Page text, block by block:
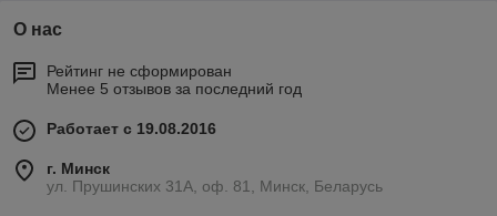
О нас
Рейтинг не сформирован
Менее 5 отзывов за последний год
Работает с 19.08.2016
г. Минск
ул. Прушинских 31А, оф. 81, Минск, Беларусь